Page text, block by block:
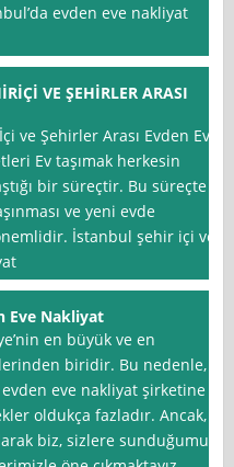
evden eve nakliyat
VE ŞEHİRLER ARASI
ve Şehirler Arası Evden Eve
Ev taşımak herkesin
bir süreçtir. Bu süreçte
ve yeni evde
İstanbul şehir içi ve
Eve Nakliyat
en büyük ve en
biridir. Bu nedenle,
eve nakliyat şirketine
oldukça fazladır. Ancak,
biz, sizlere sunduğumuz